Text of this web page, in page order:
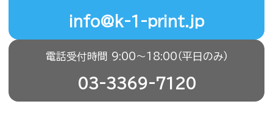
info@k-1-print.jp
電話受付時間 9:00〜18:00（平日のみ）
03-3369-7120